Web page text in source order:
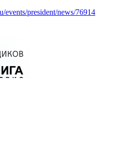
president/news/76914